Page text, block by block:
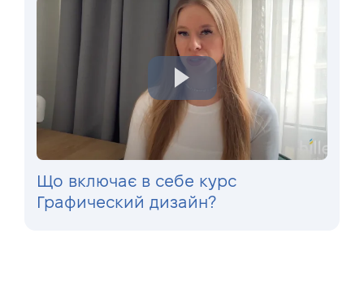
Що включає в себе курс
Графический дизайн?